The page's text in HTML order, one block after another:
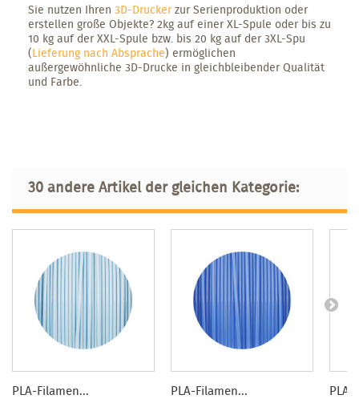
Sie nutzen Ihren 3D-Druckerzur Serienproduktion oder
erstellen große Objekte? 2kg auf einer XL-Spule oder bis zu
10 kg auf der XXL-Spule bzw. bis 20 kg auf der 3XL-Spu
(Lieferung nach Absprache) ermöglichen
außergewöhnliche 3D-Drucke in gleichbleibender Qualität
und Farbe.
30 andere Artikel der gleichen Kategorie:
PLA-Filamen... PLA-Filamen...